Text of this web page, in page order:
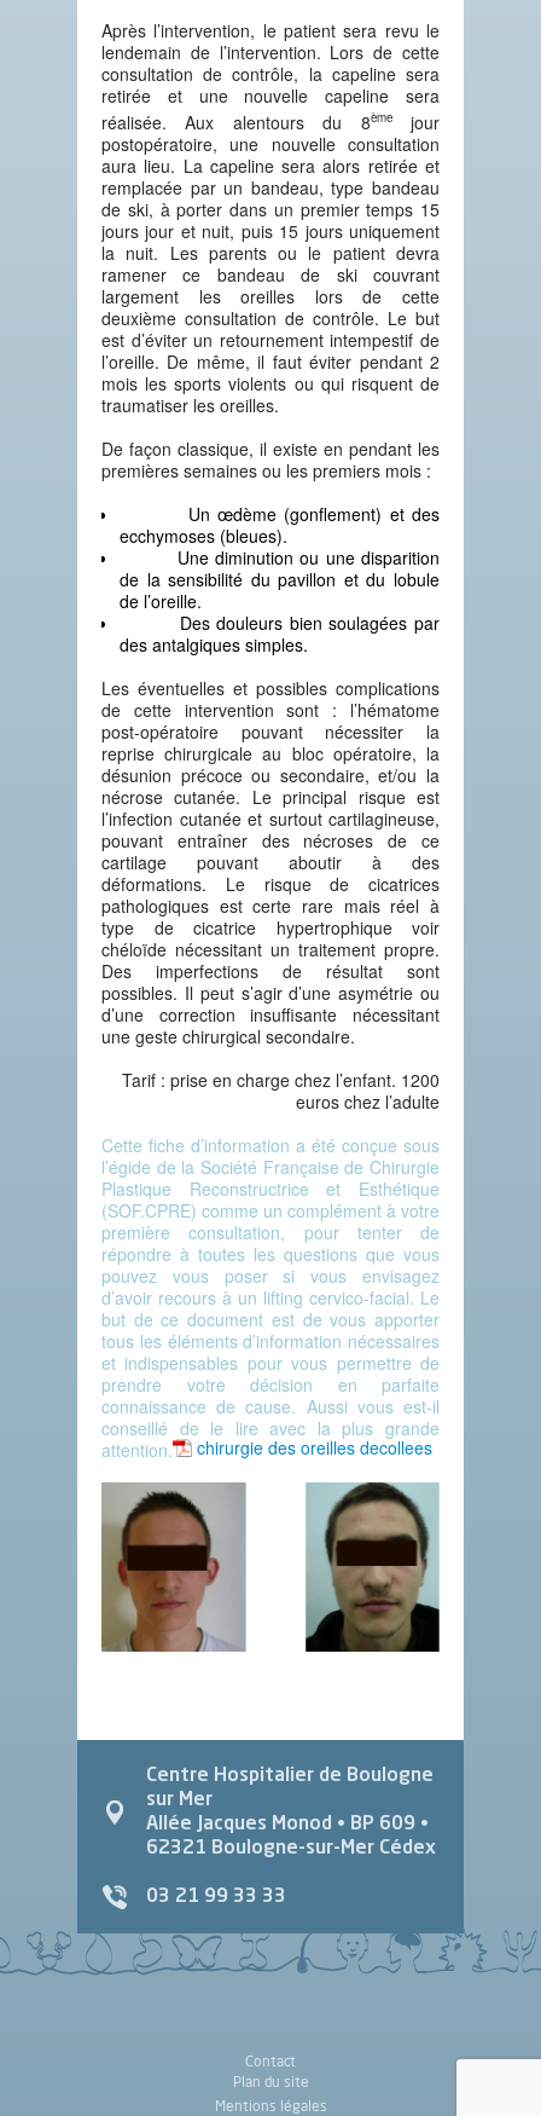
Après l’intervention, le patient sera revu le
lendemain de l’intervention. Lors de cette
consultation de contrôle, la capeline sera
retirée et une nouvelle capeline sera
réalisée. Aux alentours du 8èmejour
postopératoire, une nouvelle consultation
aura lieu. La capeline sera alors retirée et
remplacée par un bandeau, type bandeau
de ski, à porter dans un premier temps 15
jours jour et nuit, puis 15 jours uniquement
la nuit. Les parents ou le patient devra
ramener ce bandeau de ski couvrant
largement les oreilles lors de cette
deuxième consultation de contrôle. Le but
est d’éviter un retournement intempestif de
l’oreille. De même, il faut éviter pendant 2
mois les sports violents ou qui risquent de
traumatiser les oreilles.
De façon classique, il existe en pendant les
premières semaines ou les premiers mois :
Un œdème (gonflement) et des
ecchymoses (bleues).
Une diminution ou une disparition
de la sensibilité du pavillon et du lobule
de l’oreille.
Des douleurs bien soulagées par
des antalgiques simples.
Les éventuelles et possibles complications
de cette intervention sont : l’hématome
post-opératoire pouvant nécessiter la
reprise chirurgicale au bloc opératoire, la
désunion précoce ou secondaire, et/ou la
nécrose cutanée. Le principal risque est
l’infection cutanée et surtout cartilagineuse,
pouvant entraîner des nécroses de ce
cartilage pouvant aboutir à des
déformations. Le risque de cicatrices
pathologiques est certe rare mais réel à
type de cicatrice hypertrophique voir
chéloïde nécessitant un traitement propre.
Des imperfections de résultat sont
possibles. Il peut s’agir d’une asymétrie ou
d’une correction insuffisante nécessitant
une geste chirurgical secondaire.
Tarif : prise en charge chez l’enfant. 1200
euros chez l’adulte
Cette fiche d’information a été conçue sous
l’égide de la Société Française de Chirurgie
Plastique Reconstructrice et Esthétique
(SOF.CPRE) comme un complément à votre
première consultation, pour tenter de
répondre à toutes les questions que vous
pouvez vous poser si vous envisagez
d’avoir recours à un lifting cervico-facial. Le
but de ce document est de vous apporter
tous les éléments d’information nécessaires
et indispensables pour vous permettre de
prendre votre décision en parfaite
connaissance de cause. Aussi vous est-il
conseillé de le lire avec la plus grande
attention.
chirurgie des oreilles decollees
Centre Hospitalier de Boulogne
sur Mer
Allée Jacques Monod • BP 609 •
62321 Boulogne-sur-Mer Cédex
03 21 99 33 33
Contact
Plan du site
Mentions légales